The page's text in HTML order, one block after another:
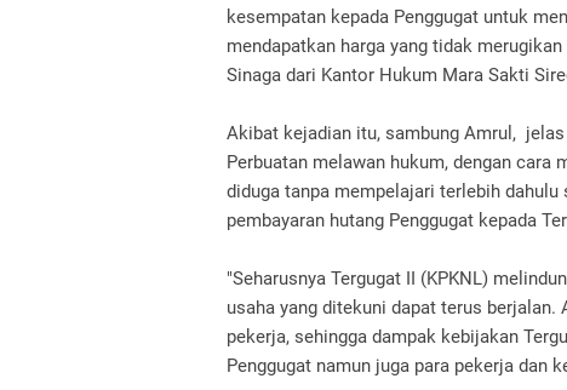
kesempatan kepada Penggugat untuk
mendapatkan harga yang tidak
Sinaga dari Kantor Hukum Mara Sakti
Akibat kejadian itu, sambung Amrul,
Perbuatan melawan hukum, dengan cara
diduga tanpa mempelajari terlebih
pembayaran hutang Penggugat kepada
"Seharusnya Tergugat II (KPKNL)
usaha yang ditekuni dapat terus
pekerja, sehingga dampak kebijakan
Penggugat namun juga para pekerja dan